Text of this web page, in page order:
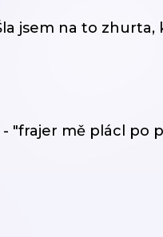
jsem na to
- "frajer mě plácl po